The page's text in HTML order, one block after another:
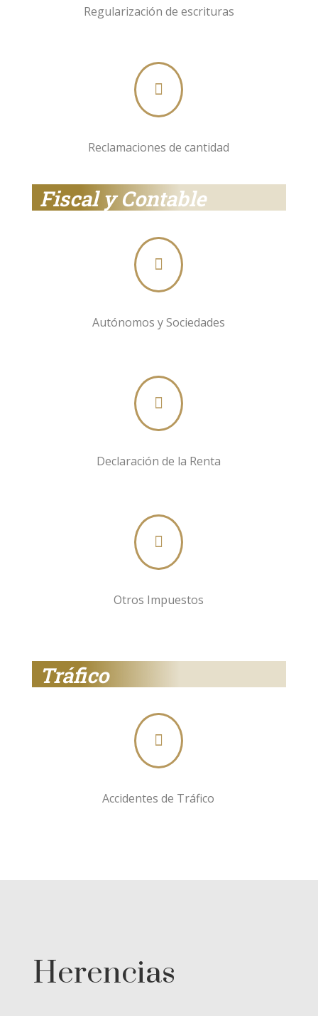
Regularización de escrituras

Reclamaciones de cantidad
Fiscal y Contable

Autónomos y Sociedades

Declaración de la Renta

Otros Impuestos
Tráfico

Accidentes de Tráfico
Herencias